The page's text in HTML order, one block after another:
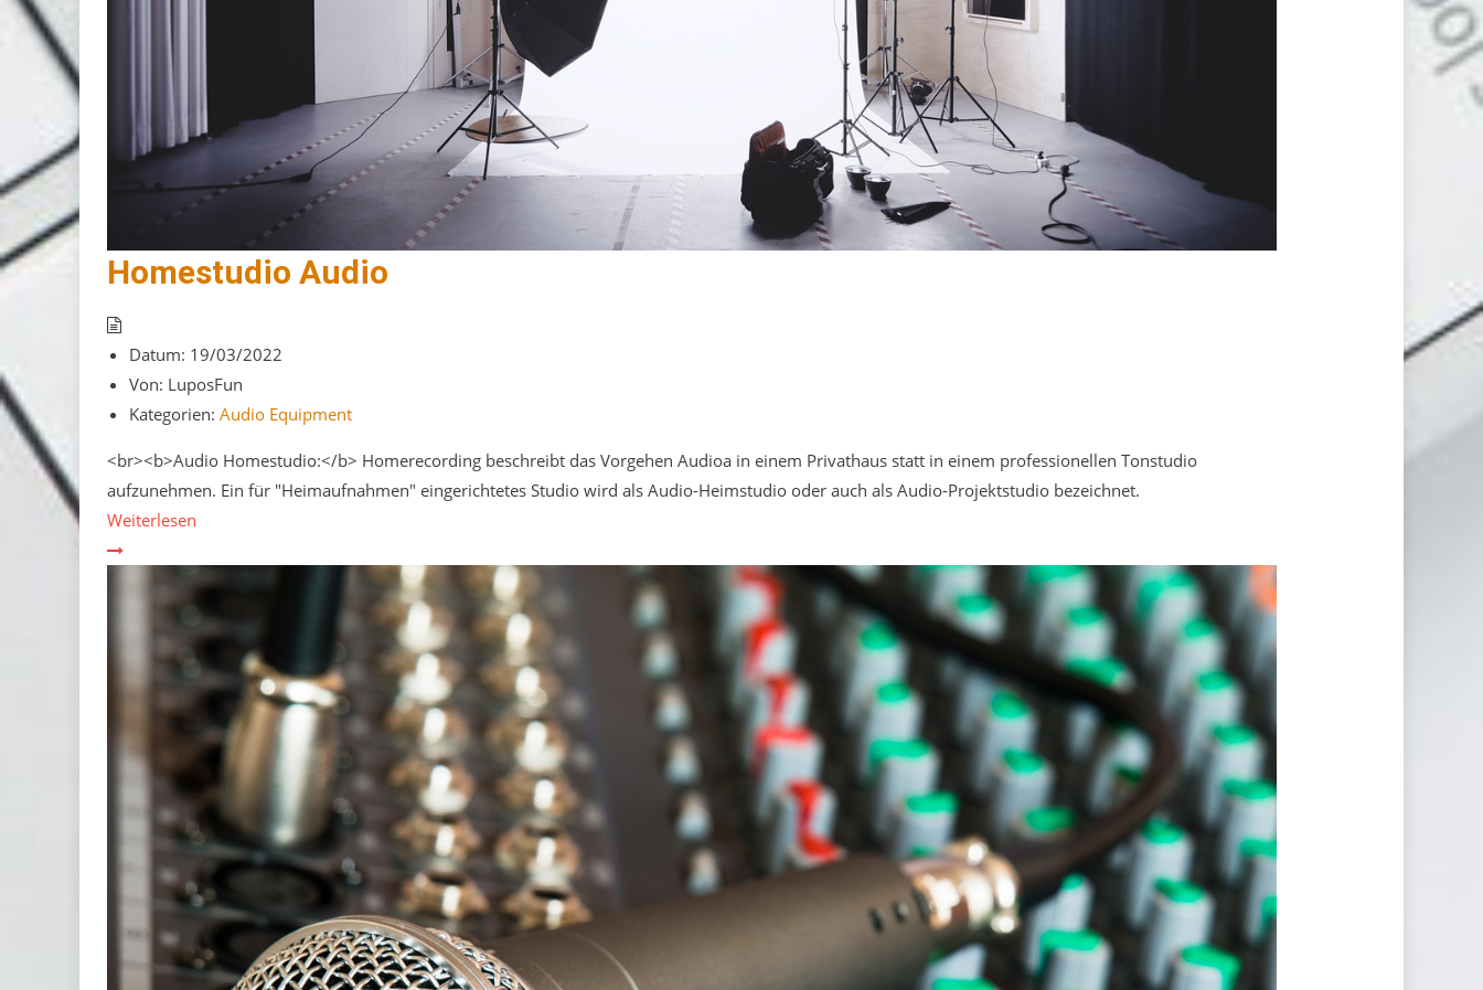
Homestudio Audio
Datum: 19/03/2022
Von: LuposFun
Kategorien: Audio Equipment
<br><b>Audio Homestudio:</b> Homerecording beschreibt das Vorgehen Audioa in einem Privathaus statt in einem professionellen Tonstudio
aufzunehmen. Ein für "Heimaufnahmen" eingerichtetes Studio wird als Audio-Heimstudio oder auch als Audio-Projektstudio bezeichnet.
Weiterlesen